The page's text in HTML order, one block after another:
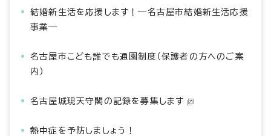
結婚新生活を応援します！―名古屋市結婚新生活応援
事業―
名古屋市こども誰でも通園制度（保護者の方へのご案
内）
名古屋城現天守閣の記録を募集します
熱中症を予防しましょう！